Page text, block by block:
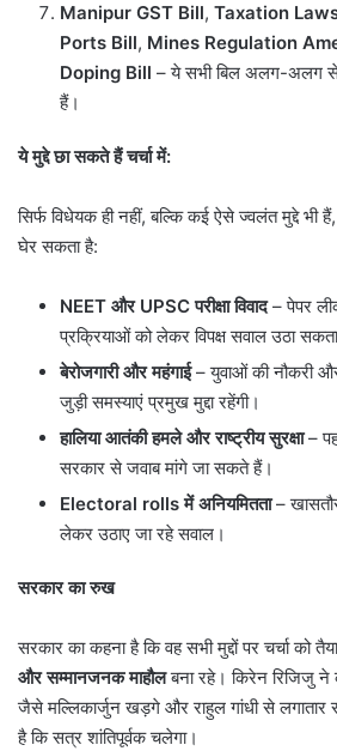
Manipur GST Bill, Taxation
Ports Bill, Mines Regulation
Doping Bill – ये सभी बिल अलग-अलग
हैं।
ये मुद्दे छा सकते हैं चर्चा में:
सिर्फ विधेयक ही नहीं, बल्कि कई ऐसे ज्वलंत मुद्दे भी
घेर सकता है:
NEET और UPSCपरीक्षा विवाद– पेपर
प्रक्रियाओं को लेकर विपक्ष सवाल उठा
बेरोजगारी और महंगाई– युवाओं की नौकरी
जुड़ी समस्याएं प्रमुख मुद्दा रहेंगी।
हालिया आतंकी हमले और राष्ट्रीय सुरक्षा–
सरकार से जवाब मांगे जा सकते हैं।
Electoral rollsमें अनियमितता–
लेकर उठाए जा रहे सवाल।
सरकार का रुख
सरकार का कहना है कि वह सभी मुद्दों पर चर्चा को
और सम्मानजनक माहौलबना रहे। किरेन रिजिजु ने
जैसे मल्लिकार्जुन खड़गे और राहुल गांधी से लगातार
है कि सत्र शांतिपूर्वक चलेगा।